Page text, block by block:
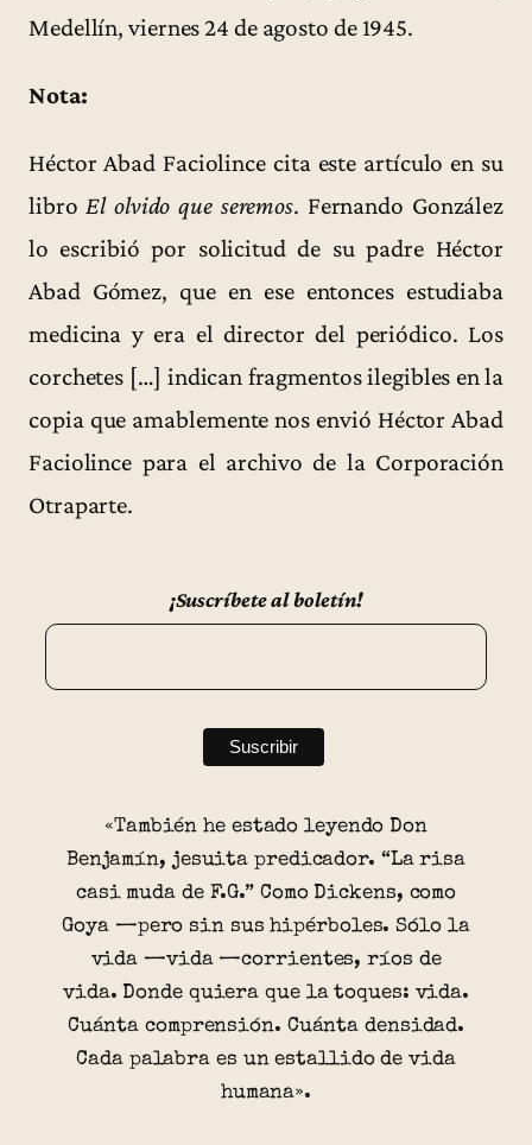
Medellín, viernes 24 de agosto de 1945.
Nota:
Héctor Abad Faciolince cita este artículo en su
libroEl olvido que seremos. Fernando González
lo escribió por solicitud de su padre Héctor
Abad Gómez, que en ese entonces estudiaba
medicina y era el director del periódico. Los
corchetes […] indican fragmentos ilegibles en la
copia que amablemente nos envió Héctor Abad
Faciolince para el archivo de la Corporación
Otraparte.
¡Suscríbete al boletín!
«También he estado leyendo Don
Benjamín, jesuita predicador. “La risa
casi muda de F.G.” Como Dickens, como
Goya —pero sin sus hipérboles. Sólo la
vida —vida —corrientes, ríos de
vida. Donde quiera que la toques: vida.
Cuánta comprensión. Cuánta densidad.
Cada palabra es un estallido de vida
humana».